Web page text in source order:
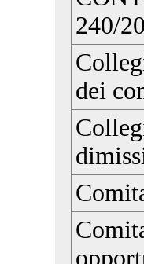
240/
dei